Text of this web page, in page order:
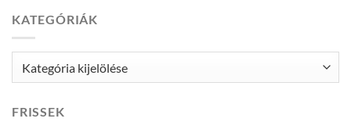
KATEGÓRIÁK
FRISSEK